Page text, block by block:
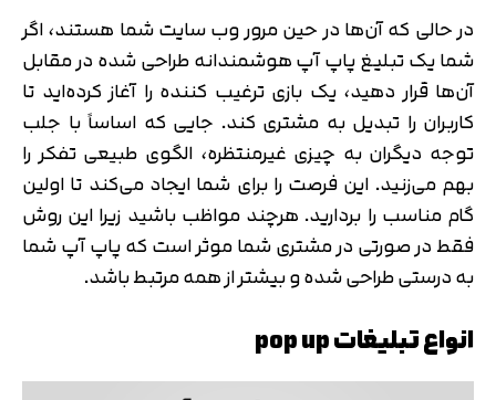
در حالی که آن‌ها در حین مرور وب سایت شما هستند، اگر
شما یک تبلیغ پاپ آپ هوشمندانه طراحی شده در مقابل
آن‌ها قرار دهید، یک بازی ترغیب کننده را آغاز کرده‌اید تا
کاربران را تبدیل به مشتری کند. جایی که اساساً با جلب
توجه دیگران به چیزی غیرمنتظره، الگوی طبیعی تفکر را
بهم می‌زنید. این فرصت را برای شما ایجاد می‌کند تا اولین
گام مناسب را بردارید. هرچند مواظب باشید زیرا این روش
فقط در صورتی در مشتری شما موثر است که پاپ آپ شما
به درستی طراحی شده و بیشتر از همه مرتبط باشد.
انواع تبلیغات pop up